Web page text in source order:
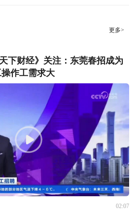
更多>
下财经》关注：东莞春招成为
作工需求大
02:07